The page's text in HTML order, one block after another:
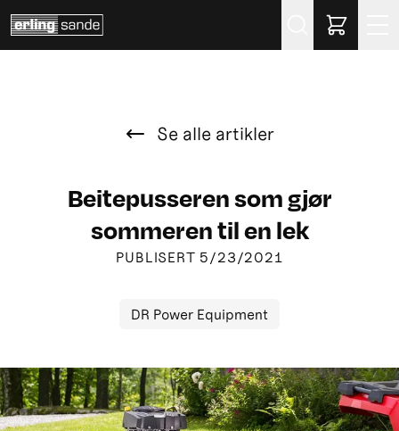
Se alle artikler
Beitepusseren som gjør
sommeren til en lek
PUBLISERT 5/23/2021
DR Power Equipment